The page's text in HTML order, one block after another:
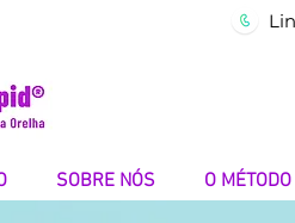
SOBRE NÓS O MÉTODO